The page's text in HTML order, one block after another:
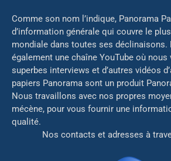
Comme son nom l’indique, Panorama
d’information générale qui couvre le
mondiale dans toutes ses déclinaisons.
également une chaîne YouTube où
superbes interviews et d’autres vidéos
papiers Panorama sont un produit
Nous travaillons avec nos propres
mécène, pour vous fournir une
qualité.
Nos contacts et adresses à